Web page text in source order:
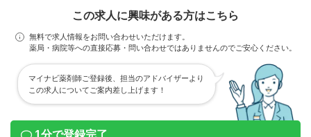
この求人に興味がある方はこちら
無料で求人情報をお問い合わせいただけます。
薬局・病院等への直接応募・問い合わせではありませんのでご安心ください。
マイナビ薬剤師ご登録後、担当のアドバイザーより
この求人についてご案内差し上げます！
1分で登録完了